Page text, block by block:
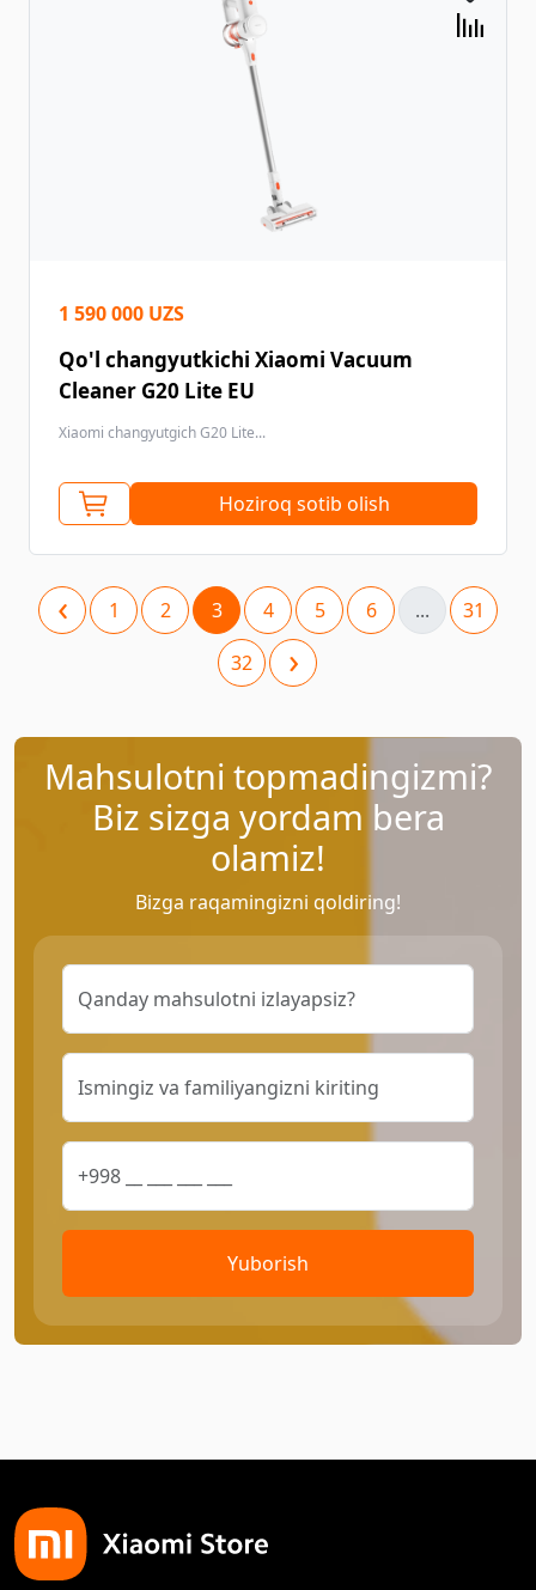
1 590 000 UZS
Qo'l changyutkichi Xiaomi Vacuum
Cleaner G20 Lite EU
Xiaomi changyutgich G20 Lite...
Hoziroq sotib olish
‹ 1 2 3 4 5 6 ...
31
32
›
Mahsulotni topmadingizmi?
Biz sizga yordam bera
olamiz!
Bizga raqamingizni qoldiring!
Yuborish